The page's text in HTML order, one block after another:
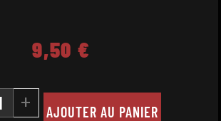
9,50€
+ AJOUTER AU PANIER